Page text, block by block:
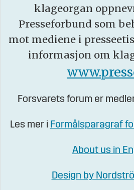
klageorgan
Presseforbund som
mot mediene i
informasjon om
Forsvarets forum er
Les mer i Formålsparagraf
About us in
Design by